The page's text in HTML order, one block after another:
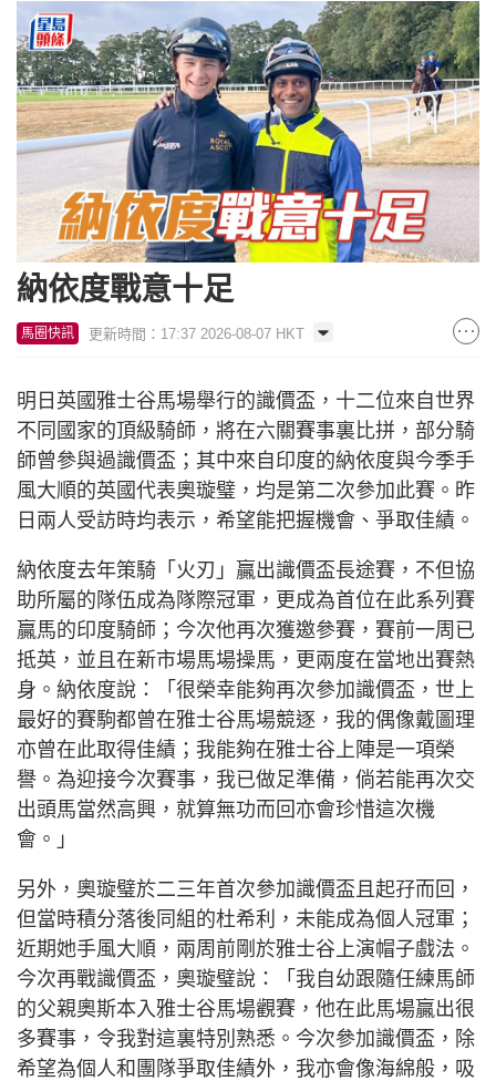
納依度戰意十足
馬圈快訊 更新時間：17:37 2026-08-07 HKT
明日英國雅士谷馬場舉行的識價盃，十二位來自世界
不同國家的頂級騎師，將在六關賽事裏比拼，部分騎
師曾參與過識價盃；其中來自印度的納依度與今季手
風大順的英國代表奧璇璧，均是第二次參加此賽。昨
日兩人受訪時均表示，希望能把握機會、爭取佳績。
納依度去年策騎「火刃」贏出識價盃長途賽，不但協
助所屬的隊伍成為隊際冠軍，更成為首位在此系列賽
贏馬的印度騎師；今次他再次獲邀參賽，賽前一周已
抵英，並且在新市場馬場操馬，更兩度在當地出賽熱
身。納依度說：「很榮幸能夠再次參加識價盃，世上
最好的賽駒都曾在雅士谷馬場競逐，我的偶像戴圖理
亦曾在此取得佳績；我能夠在雅士谷上陣是一項榮
譽。為迎接今次賽事，我已做足準備，倘若能再次交
出頭馬當然高興，就算無功而回亦會珍惜這次機
會。」
另外，奧璇璧於二三年首次參加識價盃且起孖而回，
但當時積分落後同組的杜希利，未能成為個人冠軍；
近期她手風大順，兩周前剛於雅士谷上演帽子戲法。
今次再戰識價盃，奧璇璧說：「我自幼跟隨任練馬師
的父親奧斯本入雅士谷馬場觀賽，他在此馬場贏出很
多賽事，令我對這裏特別熟悉。今次參加識價盃，除
希望為個人和團隊爭取佳績外，我亦會像海綿般，吸